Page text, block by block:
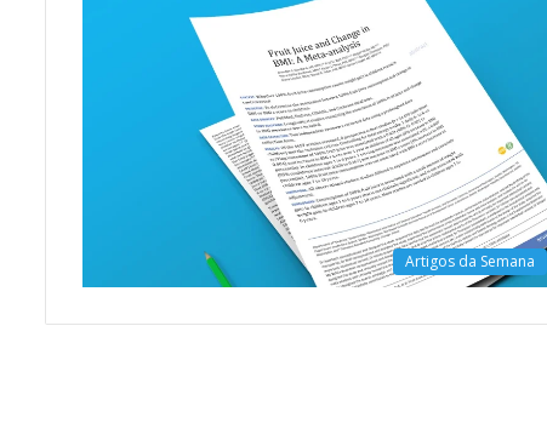
Artigos da Semana